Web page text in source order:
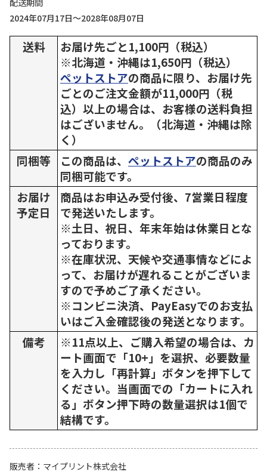
配送期間
2024年07月17日～2028年08月07日
送料
お届け先ごと1,100円（税込）
※北海道・沖縄は1,650円（税込）
ペットストアの商品に限り、お届け先
ごとのご注文金額が11,000円（税
込）以上の場合は、お客様の送料負担
はございません。（北海道・沖縄は除
く）
同梱等
この商品は、 ペットストアの商品のみ
同梱可能です。
お届け
予定日
商品はお申込み受付後、7営業日程度
で発送いたします。
※土日、祝日、年末年始は休業日とな
っております。
※在庫状況、天候や交通事情などによ
って、お届けが遅れることがございま
すので予めご了承ください。
※コンビニ決済、PayEasyでのお支払
いはご入金確認後の発送となります。
備考
※11点以上、ご購入希望の場合は、カ
ート画面で「10+」を選択、必要数量
を入力し「再計算」ボタンを押下して
ください。当画面での「カートに入れ
る」ボタン押下時の数量選択は1個で
結構です。
販売者
マイプリント株式会社